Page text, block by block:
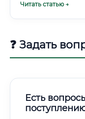
Пилотируемыми и
космических программ ✅ Оборудованием для
межпланетных миссий ⚡ Важно понимать:
относятся
платформы
Читать статью →
❓ Задать
Есть